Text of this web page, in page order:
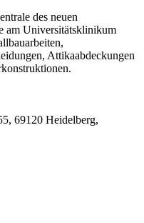
des neuen
am Universitätsklinikum
Attikaabdeckungen
69120 Heidelberg,